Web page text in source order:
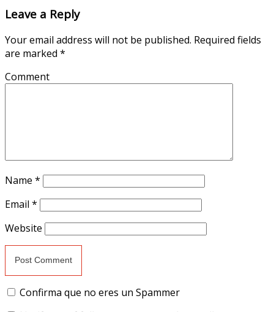
Leave a Reply
Your email address will not be published. Required fields
are marked *
Comment
Name *
Email *
Website
Confirma que no eres un Spammer